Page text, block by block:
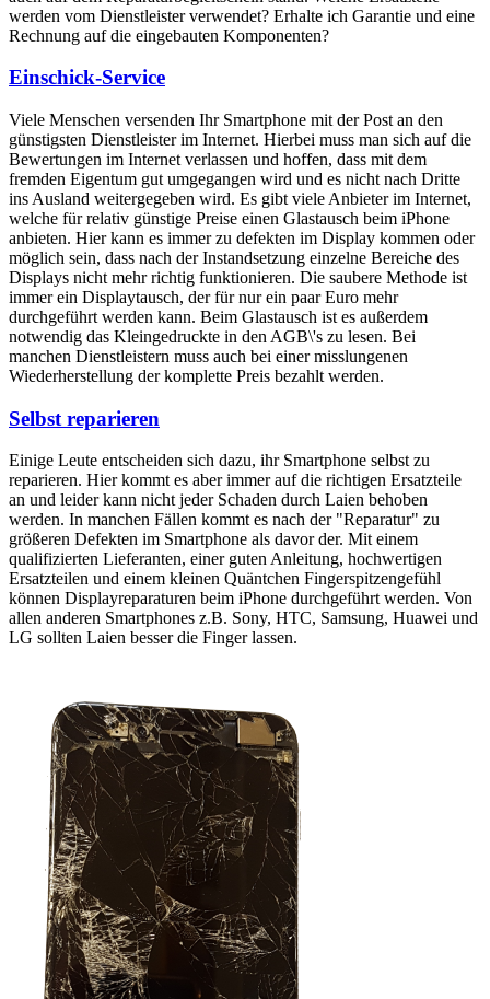
werden vom Dienstleister verwendet? Erhalte ich Garantie und eine
Rechnung auf die eingebauten Komponenten?
Einschick-Service
Viele Menschen versenden Ihr Smartphone mit der Post an den
günstigsten Dienstleister im Internet. Hierbei muss man sich auf die
Bewertungen im Internet verlassen und hoffen, dass mit dem
fremden Eigentum gut umgegangen wird und es nicht nach Dritte
ins Ausland weitergegeben wird. Es gibt viele Anbieter im Internet,
welche für relativ günstige Preise einen Glastausch beim iPhone
anbieten. Hier kann es immer zu defekten im Display kommen oder
möglich sein, dass nach der Instandsetzung einzelne Bereiche des
Displays nicht mehr richtig funktionieren. Die saubere Methode ist
immer ein Displaytausch, der für nur ein paar Euro mehr
durchgeführt werden kann. Beim Glastausch ist es außerdem
notwendig das Kleingedruckte in den AGB\'s zu lesen. Bei
manchen Dienstleistern muss auch bei einer misslungenen
Wiederherstellung der komplette Preis bezahlt werden.
Selbst reparieren
Einige Leute entscheiden sich dazu, ihr Smartphone selbst zu
reparieren. Hier kommt es aber immer auf die richtigen Ersatzteile
an und leider kann nicht jeder Schaden durch Laien behoben
werden. In manchen Fällen kommt es nach der "Reparatur" zu
größeren Defekten im Smartphone als davor der. Mit einem
qualifizierten Lieferanten, einer guten Anleitung, hochwertigen
Ersatzteilen und einem kleinen Quäntchen Fingerspitzengefühl
können Displayreparaturen beim iPhone durchgeführt werden. Von
allen anderen Smartphones z.B. Sony, HTC, Samsung, Huawei und
LG sollten Laien besser die Finger lassen.